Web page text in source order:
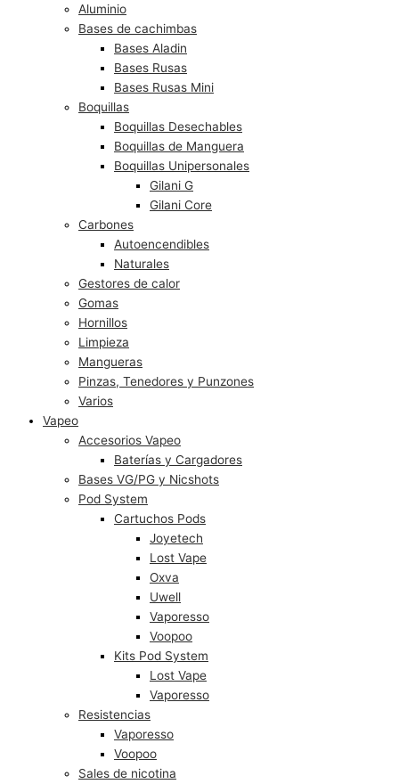
Aluminio
Bases de cachimbas
Bases Aladin
Bases Rusas
Bases Rusas Mini
Boquillas
Boquillas Desechables
Boquillas de Manguera
Boquillas Unipersonales
Gilani G
Gilani Core
Carbones
Autoencendibles
Naturales
Gestores de calor
Gomas
Hornillos
Limpieza
Mangueras
Pinzas, Tenedores y Punzones
Varios
Vapeo
Accesorios Vapeo
Baterías y Cargadores
Bases VG/PG y Nicshots
Pod System
Cartuchos Pods
Joyetech
Lost Vape
Oxva
Uwell
Vaporesso
Voopoo
Kits Pod System
Lost Vape
Vaporesso
Resistencias
Vaporesso
Voopoo
Sales de nicotina